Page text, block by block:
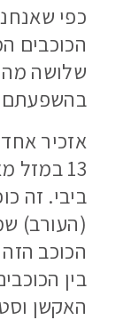
כפי
הכוכבים
שלושה
בהשפעתם
אזכיר
13
ביבי. זה
(העורב)
הכוכב
בין
האקשן